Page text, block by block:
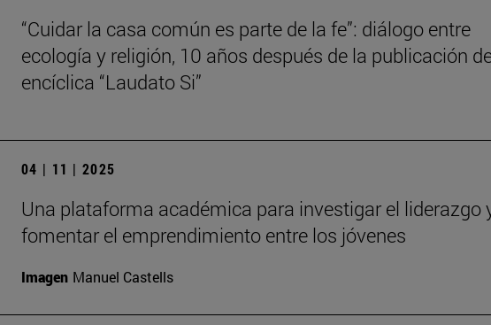
“Cuidar la casa común es parte de la fe”: diálogo entre
ecología y religión, 10 años después de la publicación
encíclica “Laudato Si”
04 | 11 | 2025
Una plataforma académica para investigar el liderazgo
fomentar el emprendimiento entre los jóvenes
Imagen Manuel Castells